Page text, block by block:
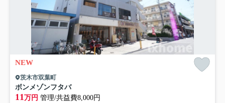
NEW
茨木市双葉町
ボンメゾンフタバ
11万円 管理/共益費8,000円